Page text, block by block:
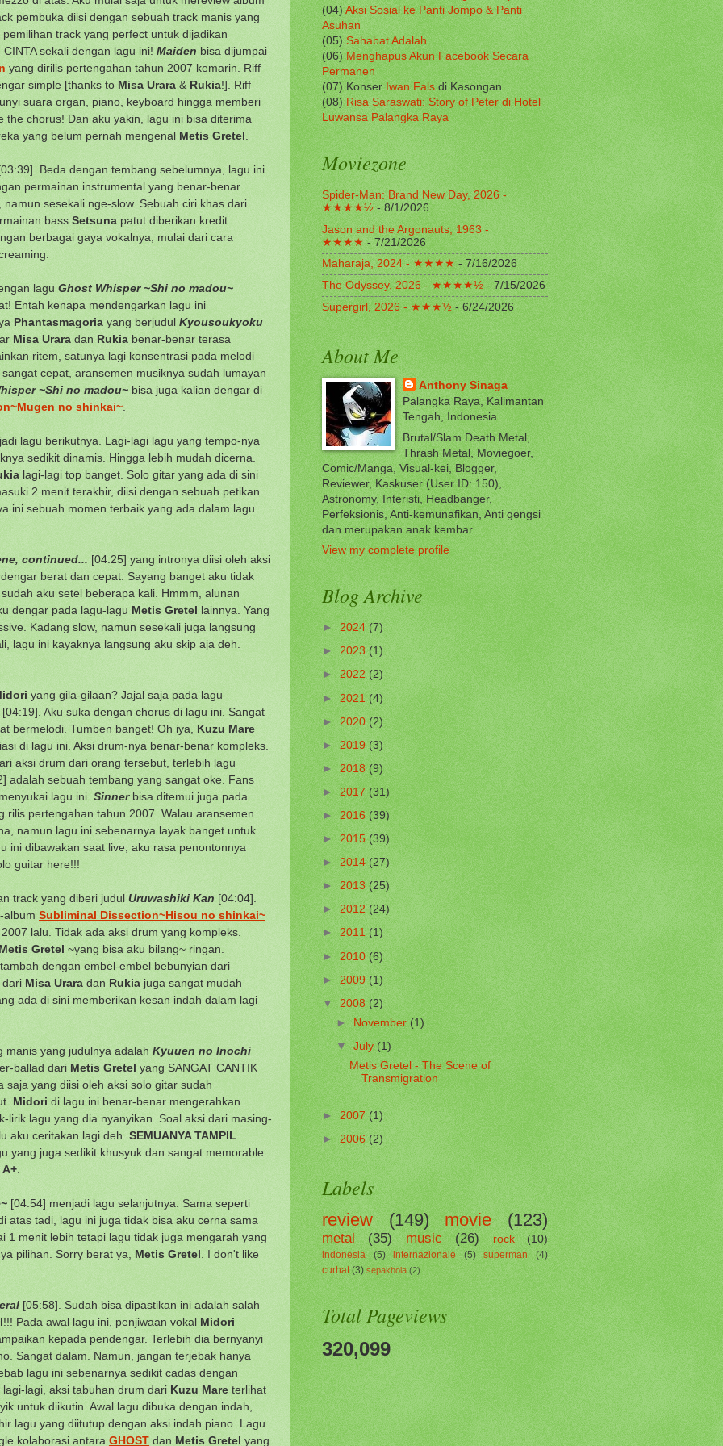
pembuka diisi dengan sebuah track manis yang
track yang perfect untuk dijadikan
sekali dengan lagu ini! Maiden bisa dijumpai
yang dirilis pertengahan tahun 2007 kemarin. Riff
simple [thanks to Misa Urara & Rukia!]. Riff
suara organ, piano, keyboard hingga memberi
the chorus! Dan aku yakin, lagu ini bisa diterima
yang belum pernah mengenal Metis Gretel
Beda dengan tembang sebelumnya, lagu ini
permainan instrumental yang benar-benar
sesekali nge-slow. Sebuah ciri khas dari
bass Setsuna patut diberikan kredit
berbagai gaya vokalnya, mulai dari cara
lagu Ghost Whisper ~Shi no madou~
Entah kenapa mendengarkan lagu ini
Phantasmagoria yang berjudul Kyousoukyoku
Misa Urara dan Rukia benar-benar terasa
ritem, satunya lagi konsentrasi pada melodi
cepat, aransemen musiknya sudah lumayan
~Shi no madou~ bisa juga kalian dengar di
no shinkai~
lagu berikutnya. Lagi-lagi lagu yang tempo-nya
sedikit dinamis. Hingga lebih mudah dicerna.
lagi-lagi top banget. Solo gitar yang ada di sini
2 menit terakhir, diisi dengan sebuah petikan
ini sebuah momen terbaik yang ada dalam lagu
continued... [04:25] yang intronya diisi oleh aksi
berat dan cepat. Sayang banget aku tidak
aku setel beberapa kali. Hmmm, alunan
dengar pada lagu-lagu Metis Gretel lainnya. Yang
Kadang slow, namun sesekali juga langsung
lagu ini kayaknya langsung aku skip aja deh.
yang gila-gilaan? Jajal saja pada lagu
[04:19]. Aku suka dengan chorus di lagu ini. Sangat
bermelodi. Tumben banget! Oh iya, Kuzu Mare
di lagu ini. Aksi drum-nya benar-benar kompleks.
aksi drum dari orang tersebut, terlebih lagu
adalah sebuah tembang yang sangat oke. Fans
lagu ini. Sinnerbisa ditemui juga pada
rilis pertengahan tahun 2007. Walau aransemen
namun lagu ini sebenarnya layak banget untuk
ini dibawakan saat live, aku rasa penontonnya
guitar here!!!
track yang diberi judul Uruwashiki Kan [04:04].
album Subliminal Dissection~Hisou no shinkai~
lalu. Tidak ada aksi drum yang kompleks.
Gretel ~yang bisa aku bilang~ ringan.
dengan embel-embel bebunyian dari
dari Misa Urara dan Rukia juga sangat mudah
ada di sini memberikan kesan indah dalam lagi
manis yang judulnya adalah Kyuuen no Inochi
ballad dari Metis Gretel yang SANGAT CANTIK
saja yang diisi oleh aksi solo gitar sudah
Midori di lagu ini benar-benar mengerahkan
lirik lagu yang dia nyanyikan. Soal aksi dari masing-
aku ceritakan lagi deh. SEMUANYA TAMPIL
yang juga sedikit khusyuk dan sangat memorable
A+
[04:54] menjadi lagu selanjutnya. Sama seperti
atas tadi, lagu ini juga tidak bisa aku cerna sama
1 menit lebih tetapi lagu tidak juga mengarah yang
pilihan. Sorry berat ya, Metis Gretel . I don't like
[05:58]. Sudah bisa dipastikan ini adalah salah
!!! Pada awal lagu ini, penjiwaan vokal Midori
kepada pendengar. Terlebih dia bernyanyi
Sangat dalam. Namun, jangan terjebak hanya
lagu ini sebenarnya sedikit cadas dengan
lagi, aksi tabuhan drum dari Kuzu Mare terlihat
untuk diikutin. Awal lagu dibuka dengan indah,
lagu yang diitutup dengan aksi indah piano. Lagu
kolaborasi antara GHOST dan Metis Gretel yang
(04)Aksi Sosial ke Panti Jompo & Panti
Asuhan
(05)Sahabat Adalah....
(06)Menghapus Akun Facebook Secara
Permanen
(07) Konser Iwan Falsdi Kasongan
(08)Risa Saraswati: Story of Peter di Hotel
Luwansa Palangka Raya
Moviezone
Spider-Man: Brand New Day, 2026 -
★★★★½- 8/1/2026
Jason and the Argonauts, 1963 -
★★★★- 7/21/2026
Maharaja, 2024 - ★★★★- 7/16/2026
The Odyssey, 2026 - ★★★★½- 7/15/2026
Supergirl, 2026 - ★★★½- 6/24/2026
About Me
Anthony Sinaga
Palangka Raya, Kalimantan
Tengah, Indonesia
Brutal/Slam Death Metal,
Thrash Metal, Moviegoer,
Comic/Manga, Visual-kei, Blogger,
Reviewer, Kaskuser (User ID: 150),
Astronomy, Interisti, Headbanger,
Perfeksionis, Anti-kemunafikan, Anti gengsi
dan merupakan anak kembar.
View my complete profile
Blog Archive
►2024(7)
►2023(1)
►2022 (2)
►2021(4)
►2020(2)
►2019(3)
►2018(9)
►2017(31)
►2016 (39)
►2015(39)
►2014(27)
►2013 (25)
►2012(24)
►2011(1)
►2010(6)
► 2009(1)
▼ 2008(2)
►November (1)
▼July(1)
Metis Gretel - The Scene of
Transmigration
►2007(1)
►2006(2)
Labels
review (149) movie (123)
metal (35) music (26) rock (10)
indonesia (5) internazionale (5) superman
(4)
curhat (3) sepakbola (2)
Total Pageviews
320,099